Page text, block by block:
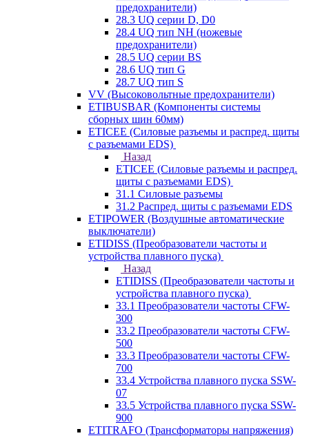
предохранители)
28.3 UQ серии D, D0
28.4 UQ тип NH (ножевые
предохранители)
28.5 UQ серии BS
28.6 UQ тип G
28.7 UQ тип S
VV (Высоковольтные предохранители)
ETIBUSBAR (Компоненты системы
сборных шин 60мм)
ETICEE (Силовые разъемы и распред. щиты
с разъемами EDS)
Назад
ETICEE (Силовые разъемы и распред.
щиты с разъемами EDS)
31.1 Силовые разъемы
31.2 Распред. щиты с разъемами EDS
ETIPOWER (Воздушные автоматические
выключатели)
ETIDISS (Преобразователи частоты и
устройства плавного пуска)
Назад
ETIDISS (Преобразователи частоты и
устройства плавного пуска)
33.1 Преобразователи частоты CFW-
300
33.2 Преобразователи частоты CFW-
500
33.3 Преобразователи частоты CFW-
700
33.4 Устройства плавного пуска SSW-
07
33.5 Устройства плавного пуска SSW-
900
ETITRAFO (Трансформаторы напряжения)